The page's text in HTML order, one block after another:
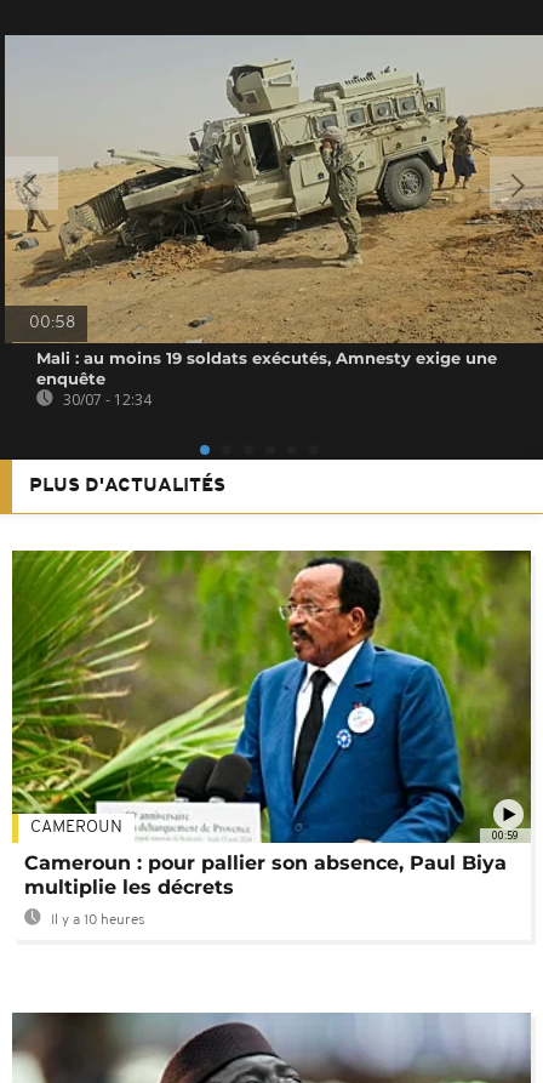
00:58
Mali : au moins 19 soldats exécutés, Amnesty exige une
enquête
30/07 - 12:34
PLUS D'ACTUALITÉS
00:59
CAMEROUN
Cameroun : pour pallier son absence, Paul Biya
multiplie les décrets
Il y a 10 heures